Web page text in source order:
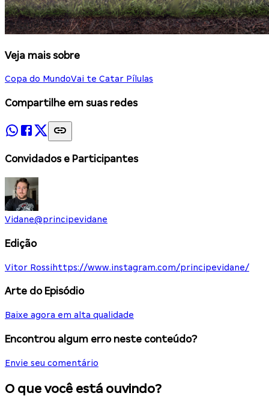
Veja mais sobre
Copa do MundoVai te Catar Pílulas
Compartilhe em suas redes
Convidados e Participantes
Vidane@principevidane
Edição
Vitor Rossi https://www.instagram.com/principevidane/
Arte do Episódio
Baixe agora em alta qualidade
Encontrou algum erro neste conteúdo?
Envie seu comentário
O que você está ouvindo?